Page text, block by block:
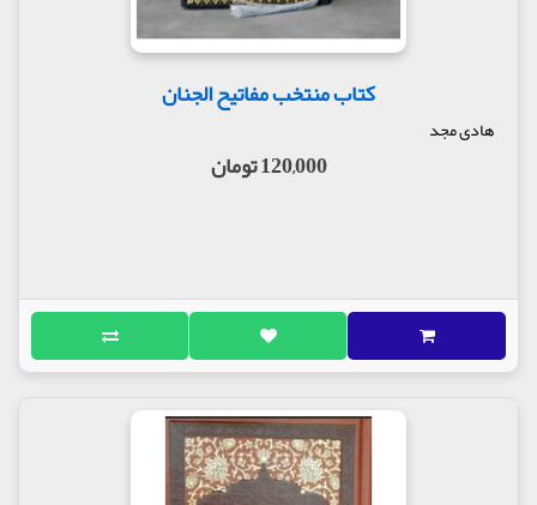
کتاب منتخب مفاتیح الجنان
هادی مجد
120,000 تومان